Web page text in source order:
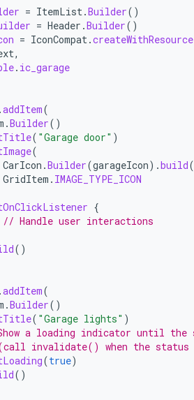
= ItemList.Builder()
= Header .Builder()
= IconCompat.createWithResource
,
. ic_garage
.addItem(
.Builder()
( "Garage door" )
(
CarIcon .Builder(garageIcon).build
GridItem . IMAGE_TYPE_ICON
{
// Handle user interactions
()
.addItem(
.Builder()
( "Garage lights" )
a loading indicator until the
invalidate() when the status
(true)
()